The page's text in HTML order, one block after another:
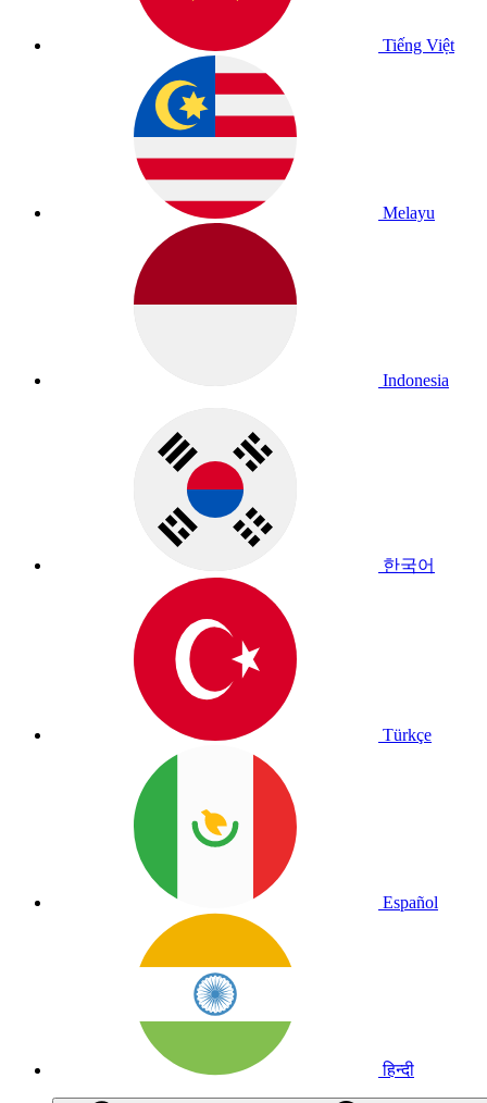
Tiếng Việt
Melayu
Indonesia
한국어
Türkçe
Español
हिन्दी